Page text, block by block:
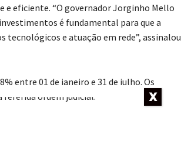
e eficiente. “O governador Jorginho Mello
é fundamental para que a
tecnológicos e atuação em rede”, assinalou
entre 01 de janeiro e 31 de julho. Os
referida ordem judicial.
X